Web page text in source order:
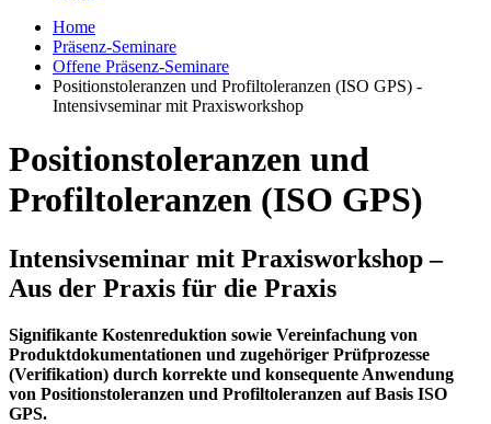
Home
Präsenz-Seminare
Offene Präsenz-Seminare
Positionstoleranzen und Profiltoleranzen (ISO GPS) -
Intensivseminar mit Praxisworkshop
Positionstoleranzen und
Profiltoleranzen (ISO GPS)
Intensivseminar mit Praxisworkshop –
Aus der Praxis für die Praxis
Signifikante Kostenreduktion sowie Vereinfachung von
Produktdokumentationen und zugehöriger Prüfprozesse
(Verifikation) durch korrekte und konsequente Anwendung
von Positionstoleranzen und Profiltoleranzen auf Basis ISO
GPS.